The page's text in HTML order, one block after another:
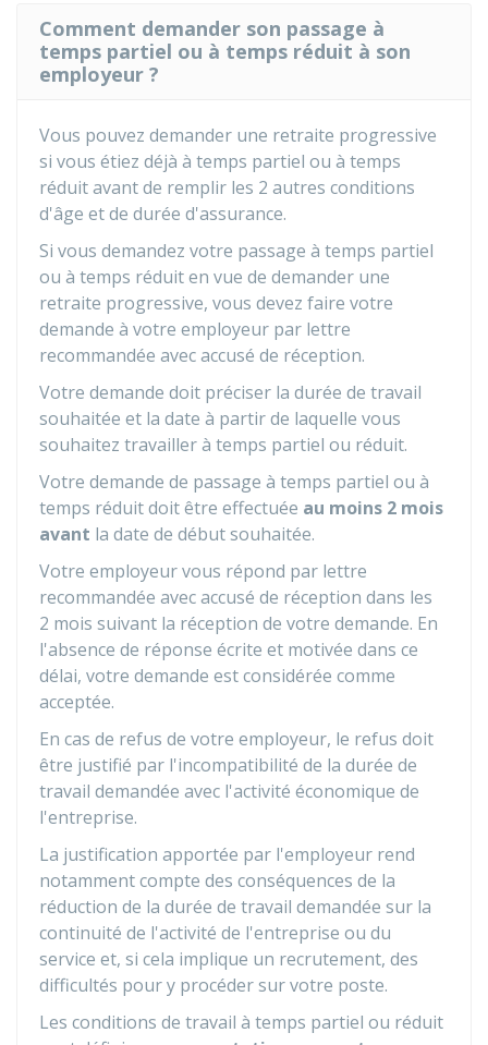
Comment demander son passage à
temps partiel ou à temps réduit à son
employeur ?
Vous pouvez demander une retraite progressive
si vous étiez déjà à temps partiel ou à temps
réduit avant de remplir les 2 autres conditions
d'âge et de durée d'assurance.
Si vous demandez votre passage à temps partiel
ou à temps réduit en vue de demander une
retraite progressive, vous devez faire votre
demande à votre employeur par lettre
recommandée avec accusé de réception.
Votre demande doit préciser la durée de travail
souhaitée et la date à partir de laquelle vous
souhaitez travailler à temps partiel ou réduit.
Votre demande de passage à temps partiel ou à
temps réduit doit être effectuée au moins 2 mois
avant la date de début souhaitée.
Votre employeur vous répond par lettre
recommandée avec accusé de réception dans les
2 mois suivant la réception de votre demande. En
l'absence de réponse écrite et motivée dans ce
délai, votre demande est considérée comme
acceptée.
En cas de refus de votre employeur, le refus doit
être justifié par l'incompatibilité de la durée de
travail demandée avec l'activité économique de
l'entreprise.
La justification apportée par l'employeur rend
notamment compte des conséquences de la
réduction de la durée de travail demandée sur la
continuité de l'activité de l'entreprise ou du
service et, si cela implique un recrutement, des
difficultés pour y procéder sur votre poste.
Les conditions de travail à temps partiel ou réduit